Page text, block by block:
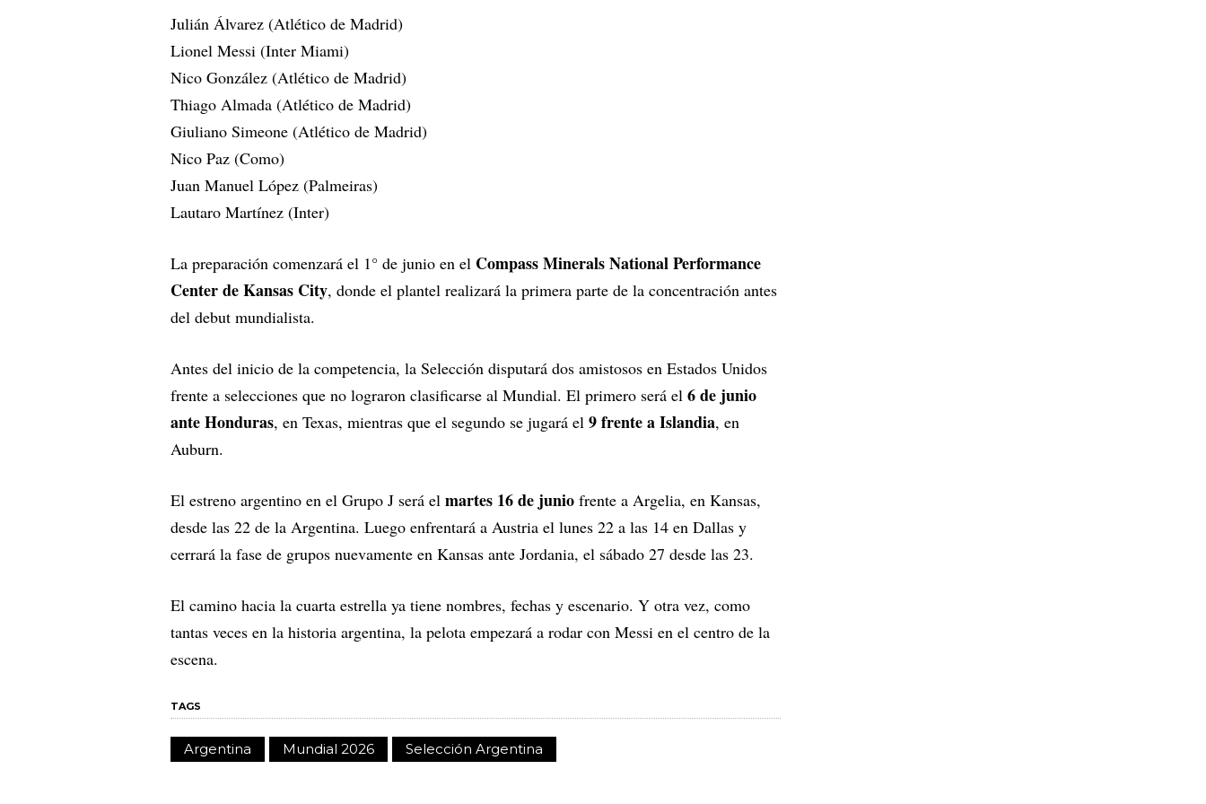
Julián Álvarez (Atlético de Madrid)
Lionel Messi (Inter Miami)
Nico González (Atlético de Madrid)
Thiago Almada (Atlético de Madrid)
Giuliano Simeone (Atlético de Madrid)
Nico Paz (Como)
Juan Manuel López (Palmeiras)
Lautaro Martínez (Inter)
La preparación comenzará el 1° de junio en el Compass Minerals National Performance
Center de Kansas City, donde el plantel realizará la primera parte de la concentración antes
del debut mundialista.
Antes del inicio de la competencia, la Selección disputará dos amistosos en Estados Unidos
frente a selecciones que no lograron clasificarse al Mundial. El primero será el 6 de junio
ante Honduras, en Texas, mientras que el segundo se jugará el 9 frente a Islandia, en
Auburn.
El estreno argentino en el Grupo J será el martes 16 de junio frente a Argelia, en Kansas,
desde las 22 de la Argentina. Luego enfrentará a Austria el lunes 22 a las 14 en Dallas y
cerrará la fase de grupos nuevamente en Kansas ante Jordania, el sábado 27 desde las 23.
El camino hacia la cuarta estrella ya tiene nombres, fechas y escenario. Y otra vez, como
tantas veces en la historia argentina, la pelota empezará a rodar con Messi en el centro de la
escena.
TAGS
Argentina Mundial 2026 Selección Argentina